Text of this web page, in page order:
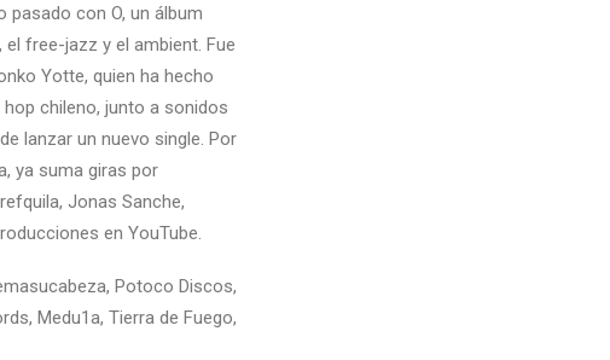
con O, un álbum
free-jazz y el ambient. Fue
Yotte, quien ha hecho
chileno, junto a sonidos
lanzar un nuevo single. Por
ya suma giras por
Jonas Sanche,
en YouTube.
, Potoco Discos,
, Medu1a, Tierra de Fuego,